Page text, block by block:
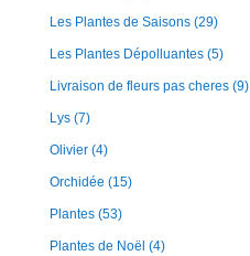
Les Plantes de Saisons (29)
Les Plantes Dépolluantes (5)
Livraison de fleurs pas cheres (9)
Lys (7)
Olivier (4)
Orchidée (15)
Plantes (53)
Plantes de Noël (4)